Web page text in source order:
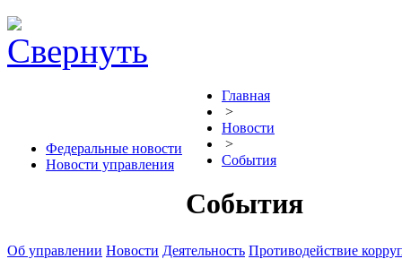
Федеральные новости
Новости управления
Главная
>
Новости
>
События
События
Об управлении Новости Деятельность Противодействие